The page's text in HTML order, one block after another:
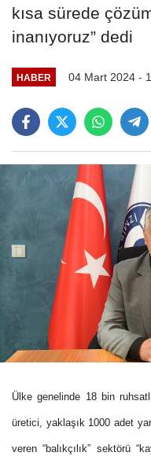
kısa sürede
inanıyoruz” dedi
HABER 04 Mart 2024 -
Ülke genelinde 18 bin
üretici, yaklaşık 1000 adet
veren “balıkçılık” sektörü